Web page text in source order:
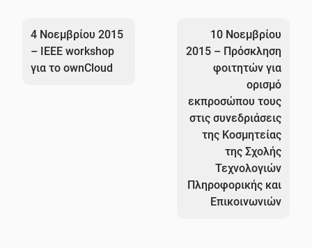
άρθρων
4 Νοεμβρίου 2015
– IEEE workshop
για το ownCloud
10 Νοεμβρίου
2015 – Πρόσκληση
φοιτητών για
ορισμό
εκπροσώπου τους
στις συνεδριάσεις
της Κοσμητείας
της Σχολής
Τεχνολογιών
Πληροφορικής και
Επικοινωνιών